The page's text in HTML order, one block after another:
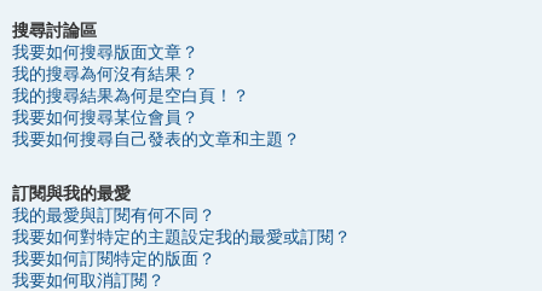
搜尋討論區
我要如何搜尋版面文章？
我的搜尋為何沒有結果？
我的搜尋結果為何是空白頁！？
我要如何搜尋某位會員？
我要如何搜尋自己發表的文章和主題？
訂閱與我的最愛
我的最愛與訂閱有何不同？
我要如何對特定的主題設定我的最愛或訂閱？
我要如何訂閱特定的版面？
我要如何取消訂閱？